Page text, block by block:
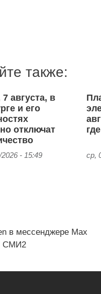
также:
августа, в
и его
отключат
- 15:49 ср,
СМИ2